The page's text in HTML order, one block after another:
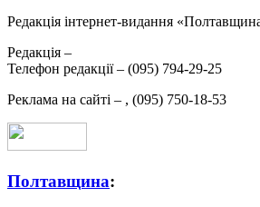
Редакція інтернет-видання
Редакція –
Телефон редакції – (095) 794-29-25
Реклама на сайті – , (095) 750-18-53
Полтавщина: